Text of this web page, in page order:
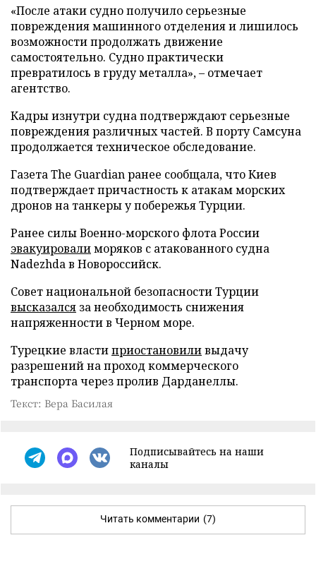
«После атаки судно получило серьезные
повреждения машинного отделения и лишилось
возможности продолжать движение
самостоятельно. Судно практически
превратилось в груду металла», – отмечает
агентство.
Кадры изнутри судна подтверждают серьезные
повреждения различных частей. В порту Самсуна
продолжается техническое обследование.
Газета The Guardian ранее сообщала, что Киев
подтверждает причастность к атакам морских
дронов на танкеры у побережья Турции.
Ранее силы Военно-морского флота России
эвакуировалиморяков с атакованного судна
Nadezhda в Новороссийск.
Совет национальной безопасности Турции
высказался за необходимость снижения
напряженности в Черном море.
Турецкие властиприостановиливыдачу
разрешений на проход коммерческого
транспорта через пролив Дарданеллы.
Текст: Вера Басилая
Подписывайтесь на наши
каналы
Читать комментарии (7)